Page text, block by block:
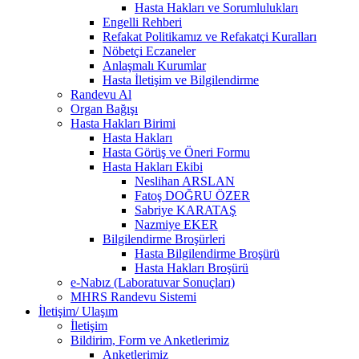
Hasta Hakları ve Sorumlulukları
Engelli Rehberi
Refakat Politikamız ve Refakatçi Kuralları
Nöbetçi Eczaneler
Anlaşmalı Kurumlar
Hasta İletişim ve Bilgilendirme
Randevu Al
Organ Bağışı
Hasta Hakları Birimi
Hasta Hakları
Hasta Görüş ve Öneri Formu
Hasta Hakları Ekibi
Neslihan ARSLAN
Fatoş DOĞRU ÖZER
Sabriye KARATAŞ
Nazmiye EKER
Bilgilendirme Broşürleri
Hasta Bilgilendirme Broşürü
Hasta Hakları Broşürü
e-Nabız (Laboratuvar Sonuçları)
MHRS Randevu Sistemi
İletişim/ Ulaşım
İletişim
Bildirim, Form ve Anketlerimiz
Anketlerimiz